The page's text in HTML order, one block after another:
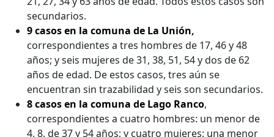
secundarios.
9 casos en la comuna de La Unión,
correspondientes a tres hombres de 17, 46 y 48
años; y seis mujeres de 31, 38, 51, 54 y dos de 62
años de edad. De estos casos, tres aún se
encuentran sin trazabilidad y seis son secundarios.
8 casos en la comuna de Lago Ranco,
correspondientes a cuatro hombres: un menor de
4, 8, de 37 y 54 años; y cuatro mujeres: una menor